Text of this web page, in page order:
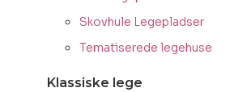
Skovhule Legepladser
Tematiserede legehuse
Klassiske lege